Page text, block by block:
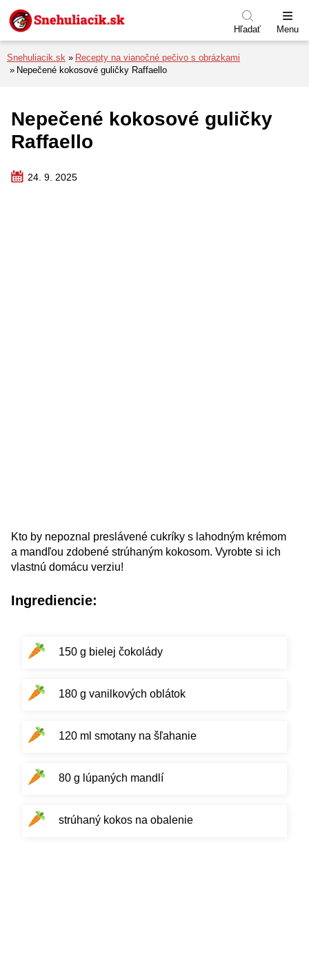
Preskočiť na menu
Preskočiť na obsah
Preskočiť na pätu
Hľadať Menu
Snehuliacik.sk
Recepty na vianočné pečivo s obrázkami
Nepečené kokosové guličky Raffaello
Nepečené kokosové guličky
Raffaello
24. 9. 2025
Kto by nepoznal preslávené cukríky s lahodným krémom
a mandľou zdobené strúhaným kokosom. Vyrobte si ich
vlastnú domácu verziu!
Ingrediencie:
150 g bielej čokolády
180 g vanilkových oblátok
120 ml smotany na šľahanie
80 g lúpaných mandlí
strúhaný kokos na obalenie